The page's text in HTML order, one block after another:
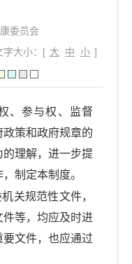
委员会
字大小：[ 大 中 小 ]
、参与权、监督
策和政府规章的
理解，进一步提
制定本制度。
关规范性文件，
等，均应及时进
文件，也应通过